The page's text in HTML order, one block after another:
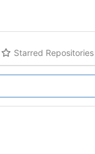
Starred Repositories